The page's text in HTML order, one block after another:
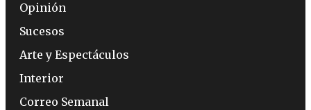
Opinión
Sucesos
Arte y Espectáculos
Interior
Correo Semanal